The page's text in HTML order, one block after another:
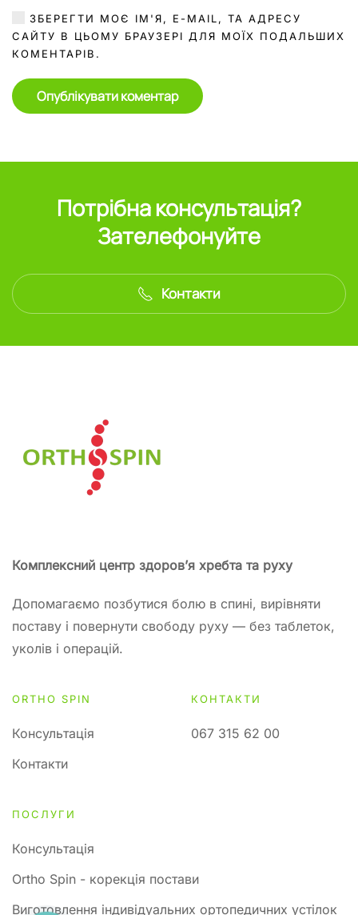
ЗБЕРЕГТИ МОЄ ІМ'Я, E-MAIL, ТА АДРЕСУ
САЙТУ В ЦЬОМУ БРАУЗЕРІ ДЛЯ МОЇХ ПОДАЛЬШИХ
КОМЕНТАРІВ.
Опублікувати коментар
Потрібна консультація?
Зателефонуйте
Контакти
Комплексний центр здоров’я хребта та руху
Допомагаємо позбутися болю в спині, вирівняти
поставу і повернути свободу руху — без таблеток,
уколів і операцій.
ORTHO SPIN
Консультація
Контакти
КОНТАКТИ
067 315 62 00
ПОСЛУГИ
Консультація
Ortho Spin - корекція постави
Виготовлення індивідуальних ортопедичних устілок